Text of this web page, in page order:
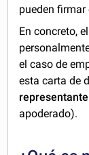
pueden
En concreto,
el caso de
esta carta de
apoderado).